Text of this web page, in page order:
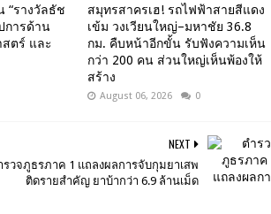
“รางวัลธัช
การด้าน
ตร์ และ
สมุทรสาครเฮ! รถไฟฟ้าสายสีแดง
เข้ม วงเวียนใหญ่–มหาชัย 36.8
กม. คืบหน้าอีกขั้น รับฟังความเห็น
กว่า 200 คน ส่วนใหญ่เห็นพ้องให้
สร้าง
August 06, 2026 0
NEXT
รวจภูธรภาค 1 แถลงผลการจับกุมยาเสพ
ติดรายสำคัญ ยาบ้ากว่า 6.9 ล้านเม็ด